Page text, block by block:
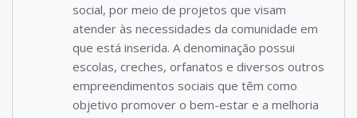
social, por meio de projetos que visam
atender às necessidades da comunidade em
que está inserida. A denominação possui
escolas, creches, orfanatos e diversos outros
empreendimentos sociais que têm como
objetivo promover o bem-estar e a melhoria